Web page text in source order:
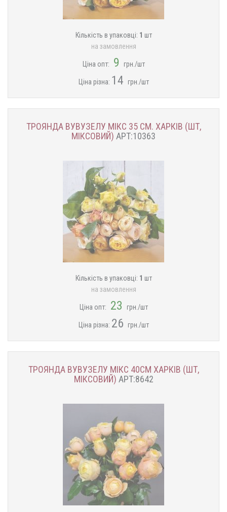
Кількість в упаковці: 1 шт
на замовлення
Ціна опт: 9 грн./шт
Ціна різна: 14 грн./шт
ТРОЯНДА ВУВУЗЕЛУ МІКС 35 СМ. ХАРКІВ (ШТ,
МІКСОВИЙ) АРТ:10363
Кількість в упаковці: 1 шт
на замовлення
Ціна опт: 23 грн./шт
Ціна різна: 26 грн./шт
ТРОЯНДА ВУВУЗЕЛУ МІКС 40СМ ХАРКІВ (ШТ,
МІКСОВИЙ) АРТ:8642